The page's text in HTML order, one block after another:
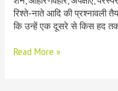
रिश्ते-नाते आदि की प्रश्नावली
कि उन्हें एक दूसरे से किस हद
Read More »